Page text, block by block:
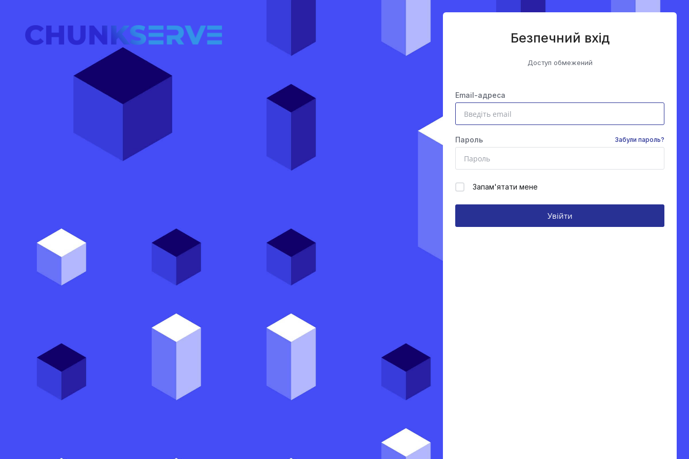
Безпечний вхід
Доступ обмежений
Email-адреса
Пароль Забули пароль?
Запам'ятати мене